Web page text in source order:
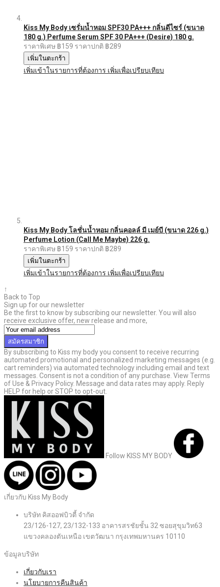
Kiss My Body เซรั่มน้ำหอม SPF30 PA+++ กลิ่นดีไซร์ (ขนาด
180 g.) Perfume Serum SPF 30 PA+++ (Desire) 180 g.
ราคาพิเศษ ฿159 ราคาปกติ ฿289
เพิ่มในตะกร้า
เพิ่มเข้าในรายการที่ต้องการ เพิ่มเพื่อเปรียบเทียบ
Kiss My Body โลชั่นน้ำหอม กลิ่นคอลล์ มี เมย์บี (ขนาด 226 g.)
Perfume Lotion (Call Me Maybe) 226 g.
ราคาพิเศษ ฿159 ราคาปกติ ฿289
เพิ่มในตะกร้า
เพิ่มเข้าในรายการที่ต้องการ เพิ่มเพื่อเปรียบเทียบ
↑
Back to Top
Sign up for our newsletter
Be the first to know by subscribing our newsletter. You will also
receive exclusive offer, new release and more,
สมัครสมาชิก
By subscribing to Kiss my body you consent to receive recurring
automated promotional and personalized marketing messages (e.g.
cart reminders) via automated technology including email and text
messages. Consent is not a condition of any purchase. View Terms
of Use & Privacy Policy. Message and data rates may apply. Reply
HELP for help or STOP to opt-out.
Follow KISS MY BODY
เกี่ยวกับ Kiss My Body
บริษัท คิสออฟบิวตี้ จำกัด
23/126-127, 23/132-133 อาคารสรชัยชั้น 32 ซอยสุขุมวิท63
แขวงคลองตันเหนือ เขตวัฒนา กรุงเทพมหานคร 10110
ข้อมูลบริษัท
เกี่ยวกับเรา
นโยบายการคืนสินค้า